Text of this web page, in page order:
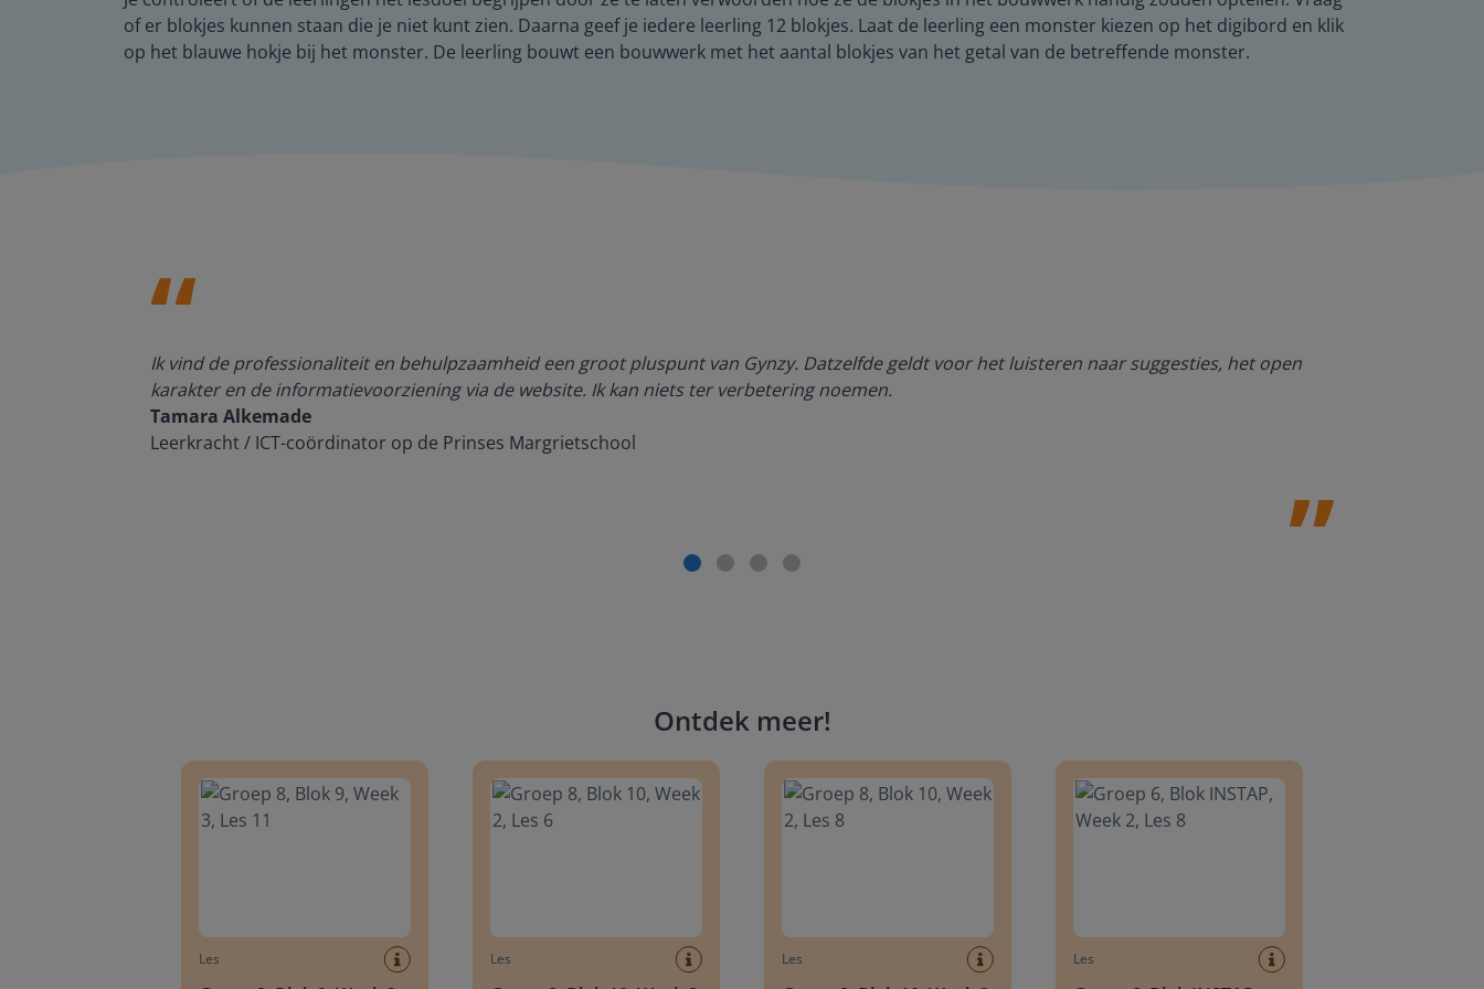
of er blokjes kunnen staan die je niet kunt zien. Daarna geef je iedere leerling 12 blokjes. Laat de leerling een monster kiezen op het digibord en klik
op het blauwe hokje bij het monster. De leerling bouwt een bouwwerk met het aantal blokjes van het getal van de betreffende monster.
Ik vind de professionaliteit en behulpzaamheid een groot pluspunt van Gynzy. Datzelfde geldt voor het luisteren naar suggesties, het open
karakter en de informatievoorziening via de website. Ik kan niets ter verbetering noemen.
Tamara Alkemade
Leerkracht / ICT-coördinator op de Prinses Margrietschool
Ontdek meer!
Les Les Les Les